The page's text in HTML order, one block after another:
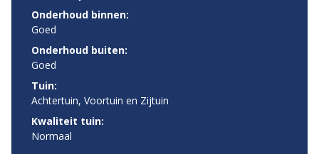
Onderhoud binnen:
Goed
Onderhoud buiten:
Goed
Tuin:
Achtertuin, Voortuin en Zijtuin
Kwaliteit tuin:
Normaal